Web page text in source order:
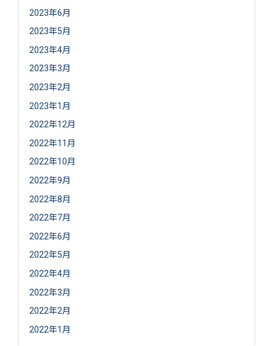
2023年6月
2023年5月
2023年4月
2023年3月
2023年2月
2023年1月
2022年12月
2022年11月
2022年10月
2022年9月
2022年8月
2022年7月
2022年6月
2022年5月
2022年4月
2022年3月
2022年2月
2022年1月